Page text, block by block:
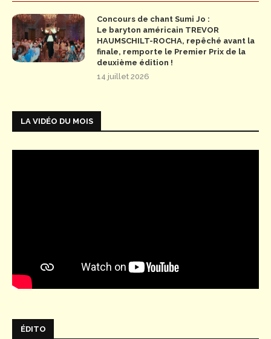
Concours de chant Sumi Jo :
Le baryton américain TREVOR
HAUMSCHILT-ROCHA, repêché avant la
finale, remporte le Premier Prix de la
deuxième édition !
14 juillet 2026
LA VIDÉO DU MOIS
ÉDITO